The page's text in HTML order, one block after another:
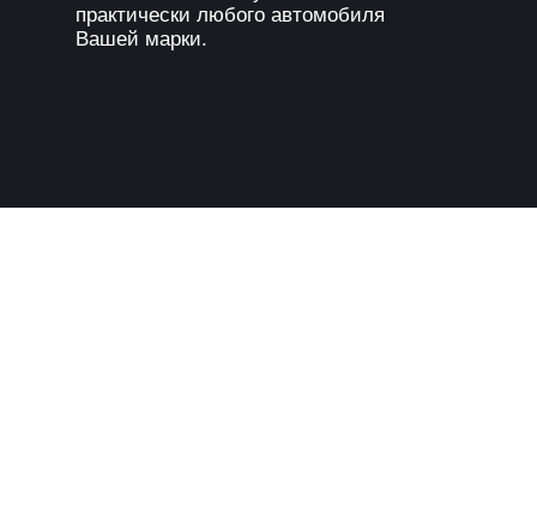
практически любого автомобиля
Вашей марки.